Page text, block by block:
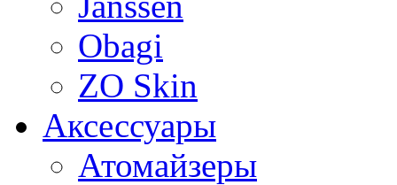
Obagi
ZO Skin
Aксессуары
Атомайзеры